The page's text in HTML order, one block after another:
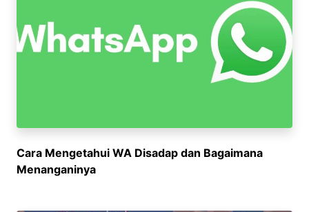
Cara Mengetahui WA Disadap dan Bagaimana
Menanganinya